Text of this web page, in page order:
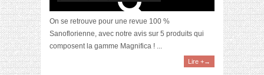
On se retrouve pour une revue 100 %
Sanoflorienne, avec notre avis sur 5 produits qui
composent la gamme Magnifica ! ...
Lire +→
[Revue] La Gamme Rosa Angelica de